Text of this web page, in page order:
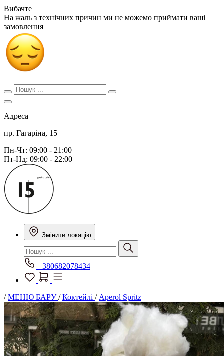
Вибачте
На жаль з технічних причин ми не можемо приймати ваші
замовлення
Адреса
пр. Гагаріна, 15
Пн-Чт: 09:00 - 21:00
Пт-Нд: 09:00 - 22:00
Змінити локацію
+380682078434
/МЕНЮ БАРУ/Коктейлі / Aperol Spritz